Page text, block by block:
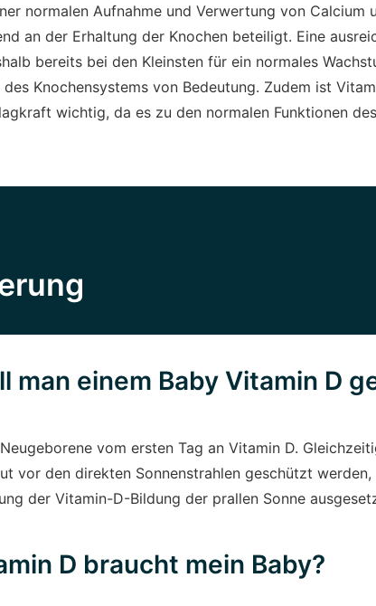
normalen Aufnahme und Verwertung von Calcium
an der Erhaltung der Knochen beteiligt. Eine
bereits bei den Kleinsten für ein normales
Knochensystems von Bedeutung. Zudem ist
wichtig, da es zu den normalen Funktionen
man einem Baby Vitamin D
vom ersten Tag an Vitamin D.
vor den direkten Sonnenstrahlen geschützt
der Vitamin-D-Bildung der prallen Sonne
D braucht mein Baby?